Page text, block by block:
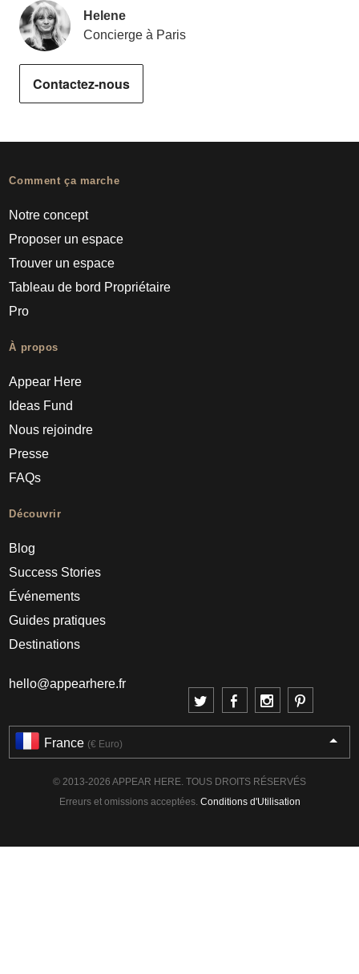
Helene
Concierge à Paris
Contactez-nous
Comment ça marche
Notre concept
Proposer un espace
Trouver un espace
Tableau de bord Propriétaire
Pro
À propos
Appear Here
Ideas Fund
Nous rejoindre
Presse
FAQs
Découvrir
Blog
Success Stories
Événements
Guides pratiques
Destinations
hello@appearhere.fr
France (€ Euro)
© 2013-2026 APPEAR HERE. TOUS DROITS RÉSERVÉS
Erreurs et omissions acceptées. Conditions d'Utilisation